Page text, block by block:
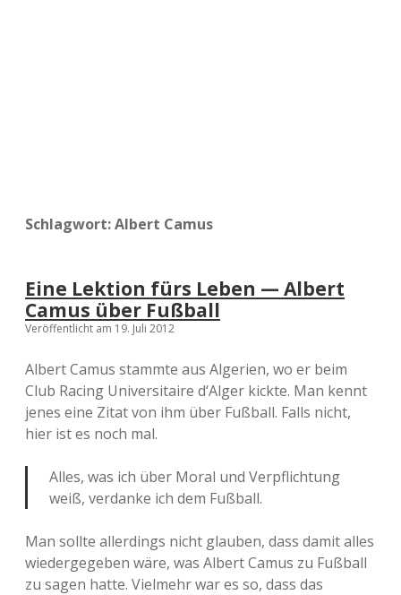
Schlagwort:Albert Camus
Eine Lektion fürs Leben — Albert
Camus über Fußball
Veröffentlicht am 19. Juli 2012
Albert Camus stammte aus Algerien, wo er beim
Club Racing Universitaire d‘Alger kickte. Man kennt
jenes eine Zitat von ihm über Fußball. Falls nicht,
hier ist es noch mal.
Alles, was ich über Moral und Verpflichtung
weiß, verdanke ich dem Fußball.
Man sollte allerdings nicht glauben, dass damit alles
wiedergegeben wäre, was Albert Camus zu Fußball
zu sagen hatte. Vielmehr war es so, dass das